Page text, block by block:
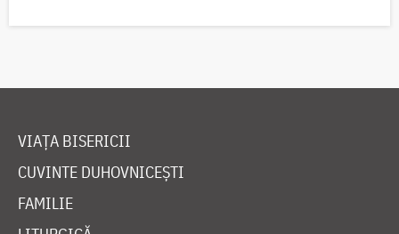
VIAȚA BISERICII
CUVINTE DUHOVNICEȘTI
FAMILIE